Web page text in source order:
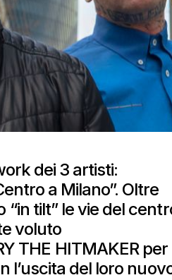
dei 3 artisti:
a Milano”. Oltre
tilt” le vie del
voluto
THE HITMAKER per
l’uscita del loro